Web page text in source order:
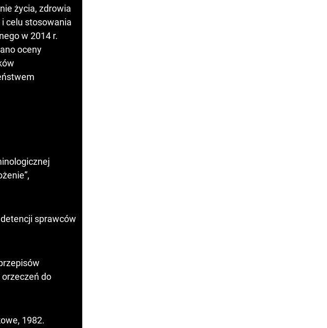
życia, zdrowia
celu stosowania
w 2014 r.
oceny
sprawców
do
1982.